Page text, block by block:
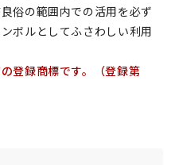
俗の範囲内での活用を必ず
ボルとしてふさわしい利用
登録商標です。（登録第